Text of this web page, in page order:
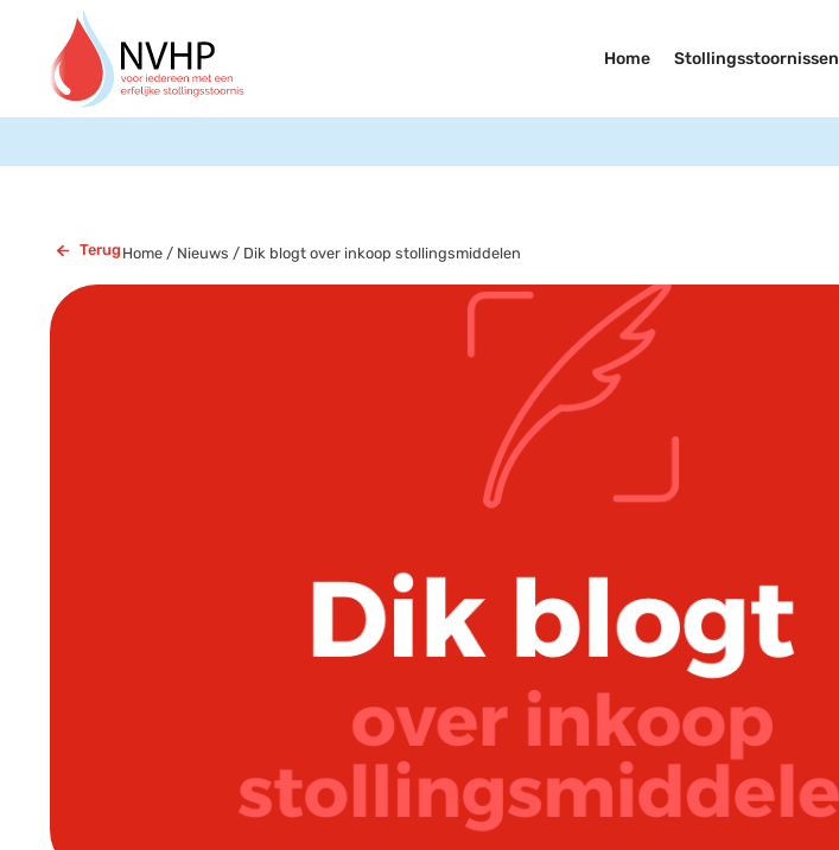
Home Stollingsstoornissen
Terug Home/ Nieuws / Dik blogt over inkoop stollingsmiddelen